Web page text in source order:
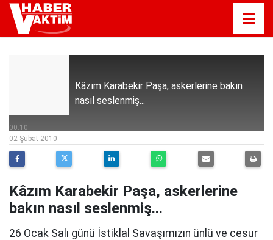
Kâzım Karabekir Paşa, askerlerine bakın
nasıl seslenmiş...
00:10
02 Şubat 2010
Kâzım Karabekir Paşa, askerlerine
bakın nasıl seslenmiş...
26 Ocak Salı günü İstiklal Savaşımızın ünlü ve cesur